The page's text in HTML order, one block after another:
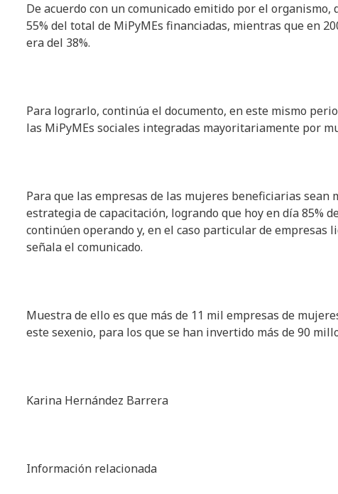
De acuerdo con un comunicado emitido por el
55% del total de MiPyMEs financiadas, mientras que en
era del 38%.
Para lograrlo, continúa el documento, en este mismo
las MiPyMEs sociales integradas mayoritariamente por
Para que las empresas de las mujeres beneficiarias
estrategia de capacitación, logrando que hoy en día 85%
continúen operando y, en el caso particular de empresas
señala el comunicado.
Muestra de ello es que más de 11 mil empresas de
este sexenio, para los que se han invertido más de 90
Karina Hernández Barrera
Información relacionada